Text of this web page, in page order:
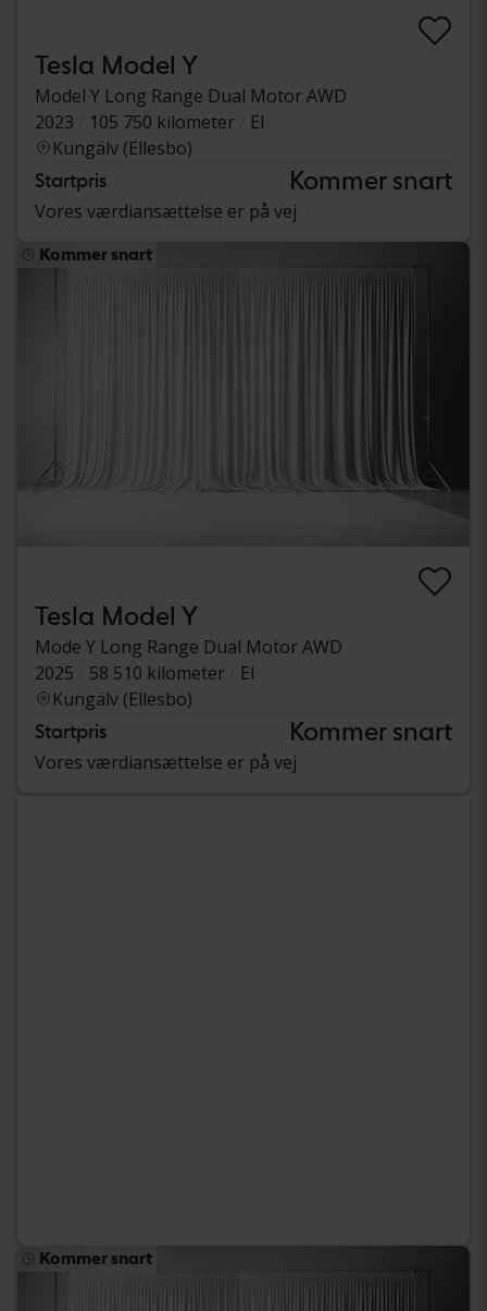
Tesla Model Y
Model Y Long Range Dual Motor AWD
2023
105 750 kilometer
El
Kungälv (Ellesbo)
Startpris Kommer snart
Vores værdiansættelse er på vej
Kommer snart
Tesla Model Y
Mode Y Long Range Dual Motor AWD
2025
58 510 kilometer
El
Kungälv (Ellesbo)
Startpris Kommer snart
Vores værdiansættelse er på vej
Kommer snart